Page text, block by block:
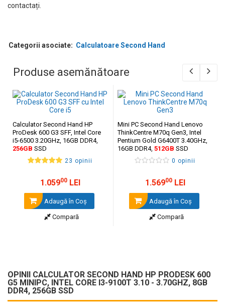
contactați.
Categorii asociate: Calculatoare Second Hand
Produse asemănătoare
Calculator Second Hand HP
ProDesk 600 G3 SFF, Intel Core
i5-6500 3.20GHz, 16GB DDR4,
256GB SSD
23 opinii
1.05900LEI
Adaugă în Coş
Compară
Mini PC Second Hand Lenovo
ThinkCentre M70q Gen3, Intel
Pentium Gold G6400T 3.40GHz,
16GB DDR4, 512GB SSD
0 opinii
1.56900LEI
Adaugă în Coş
Compară
OPINII CALCULATOR SECOND HAND HP PRODESK 600
G5 MINIPC, INTEL CORE I3-9100T 3.10 - 3.70GHZ, 8GB
DDR4, 256GB SSD